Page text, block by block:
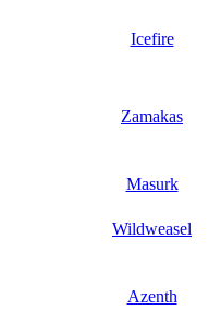
Icefire
Zamakas
Masurk
Wildweasel
Azenth